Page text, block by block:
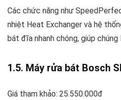
Các chức năng như
nhiệt Heat Exchanger và hệ
bát đĩa nhanh chóng, giúp chúng
1.5. Máy rửa bát Bosch
Giá tham khảo: 25.550.000đ